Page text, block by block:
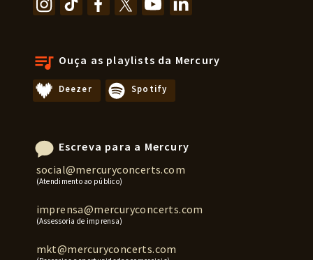
Ouça as playlists da Mercury
Deezer Spotify
Escreva para a Mercury
social@mercuryconcerts.com
(Atendimento ao público)
imprensa@mercuryconcerts.com
(Assessoria de imprensa)
mkt@mercuryconcerts.com